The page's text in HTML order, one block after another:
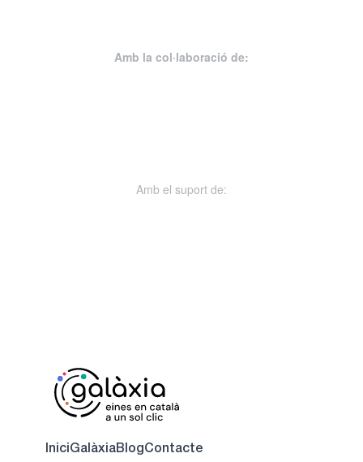
Amb la col·laboració de:
Amb el suport de:
IniciGalàxiaBlogContacte